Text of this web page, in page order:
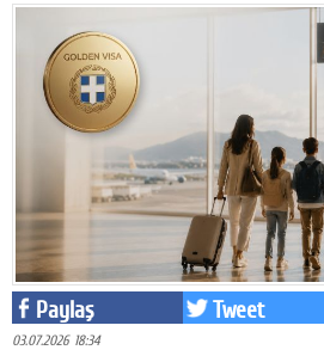
Paylaş Tweet
03.07.2026 18:34